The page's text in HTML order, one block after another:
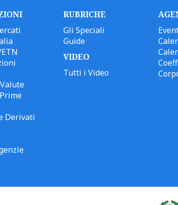
Derivati
RUBRICHE
Gli Speciali
Guide
VIDEO
Tutti i Video